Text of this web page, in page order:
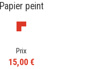
Papier peint
Prix
15,00 €